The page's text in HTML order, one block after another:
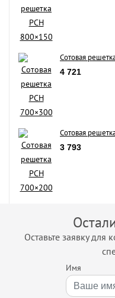
Сотовая
4 721
Сотовая
3 793
Оставьте заявку
Имя